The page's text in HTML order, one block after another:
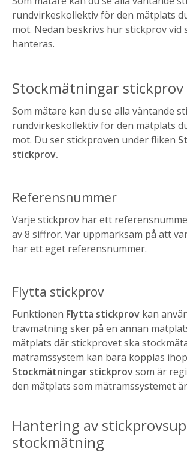
rundvirkeskollektiv för den mätplats
mot. Nedan beskrivs hur stickprov vid
hanteras.
Stockmätningar stickprov
Som mätare kan du se alla väntande
rundvirkeskollektiv för den mätplats
mot. Du ser stickproven under fliken
stickprov.
Referensnummer
Varje stickprov har ett
av 8 siffror. Var uppmärksam på att
har ett eget referensnummer.
Flytta stickprov
Funktionen Flytta stickprov kan
travmätning sker på en annan
mätplats där stickprovet ska
mätramssystem kan bara kopplas
Stockmätningar stickprovsom är
den mätplats som mätramssystemet
Hantering av
stockmätning